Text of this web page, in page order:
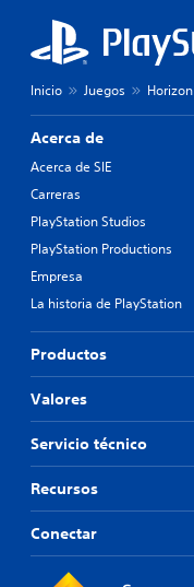
Inicio Juegos
Acerca de
Acerca de SIE
Carreras
PlayStation Studios
PlayStation Productions
Empresa
La historia de PlayStation
Productos
Valores
Servicio técnico
Recursos
Conectar